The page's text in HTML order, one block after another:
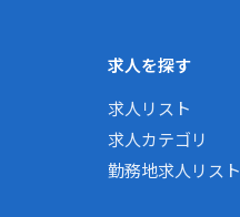
求人を探す
求人リスト
求人カテゴリ
勤務地求人リスト